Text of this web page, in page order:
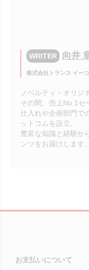
WRITER 向井
株式会社トランス イー
ノベルティ・オリジ
その間、売上No.1セ
仕入れや企画部門で
ットコムを設立。
豊富な知識と経験か
ンツをお届けします。
お支払いについて